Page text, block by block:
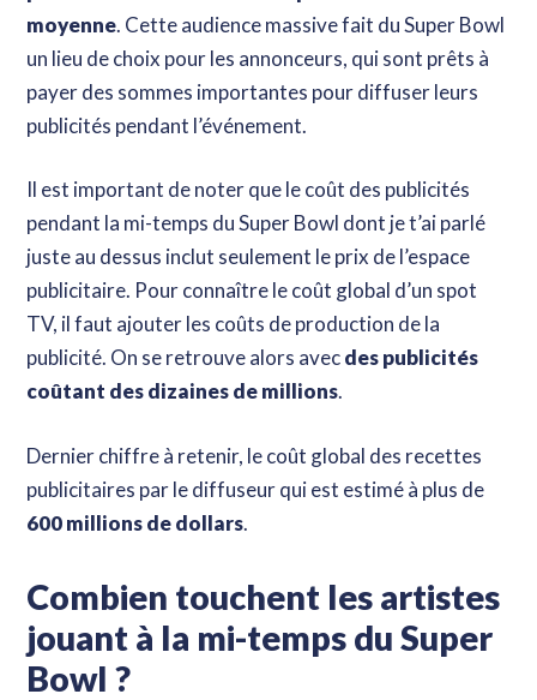
moyenne. Cette audience massive fait du Super Bowl
un lieu de choix pour les annonceurs, qui sont prêts à
payer des sommes importantes pour diffuser leurs
publicités pendant l’événement.
Il est important de noter que le coût des publicités
pendant la mi-temps du Super Bowl dont je t’ai parlé
juste au dessus inclut seulement le prix de l’espace
publicitaire. Pour connaître le coût global d’un spot
TV, il faut ajouter les coûts de production de la
publicité. On se retrouve alors avecdes publicités
coûtant des dizaines de millions.
Dernier chiffre à retenir, le coût global des recettes
publicitaires par le diffuseur qui est estimé à plus de
600 millions de dollars.
Combien touchent les artistes
jouant à la mi-temps du Super
Bowl ?